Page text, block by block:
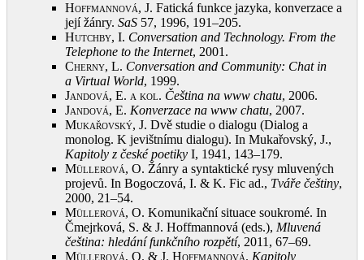
Hoffmannová, J. Fatická funkce jazyka, konverzace a
její žánry. SaS 57, 1996, 191–205.
Hutchby, I. Conversation and Technology. From the
Telephone to the Internet, 2001 .
Cherny, L. Conversation and Community: Chat in
a Virtual World, 1999.
Jandová, E. a kol. Čeština na www chatu, 2006.
Jandová, E. Konverzace na www chatu, 2007.
Mukařovský, J. Dvě studie o dialogu (Dialog a
monolog. K jevištnímu dialogu). In Mukařovský, J.,
Kapitoly z české poetiky I, 1941, 143–179.
Müllerová, O. Žánry a syntaktické rysy mluvených
projevů. In Bogoczová, I. & K. Fic ad., Tváře češtiny,
2000, 21–54.
Müllerová, O. Komunikační situace soukromé. In
Čmejrková, S. & J. Hoffmannová (eds.), Mluvená
čeština: hledání funkčního rozpětí, 2011, 67–69.
Müllerová, O. & J. Hoffmannová. Kapitoly